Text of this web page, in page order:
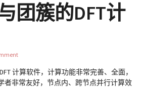
团簇的DFT计
计算软件，计算功能非常完善、全面，
者非常友好，节点内、跨节点并行计算效